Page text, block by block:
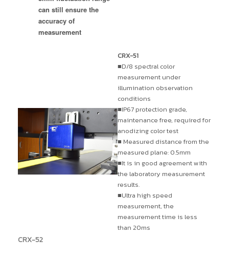
can still ensure the
accuracy of
measurement
CRX-51
■D/8 spectral color
measurement under
illumination observation
conditions
■IP67 protection grade,
maintenance free, required for
anodizing color test
■ Measured distance from the
measured plane: 0.5mm
■It is in good agreement with
the laboratory measurement
results.
■Ultra high speed
measurement, the
measurement time is less
than 20ms
CRX-52